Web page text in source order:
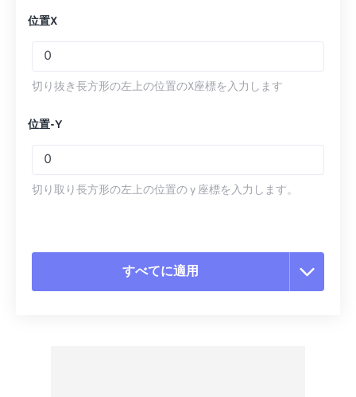
位置X
切り抜き長方形の左上の位置のX座標を入力します
位置-Y
切り取り長方形の左上の位置の y 座標を入力します。
すべてに適用